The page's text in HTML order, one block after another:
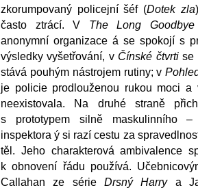
zkorumpovaný policejní šéf (Dotek zla
často ztrácí. V The Long Goodbye
anonymní organizace á se spokojí s
výsledky vyšetřování, v Čínské čtvrtise
stává pouhým nástrojem rutiny; v
je policie prodlouženou rukou moci
neexistovala. Na druhé straně
s prototypem silně maskulinního
inspektora ý si razí cestu za
těl. Jeho charakterová ambivalence
k obnovení řádu používá.
Callahan ze série Drsný Harrya